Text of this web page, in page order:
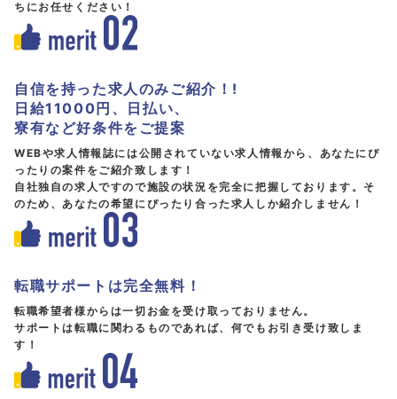
ちにお任せください！
自信を持った求人のみご紹介！!
日給11000円、日払い、
寮有など好条件をご提案
WEBや求人情報誌には公開されていない求人情報から、あなたにぴ
ったりの案件をご紹介致します！
自社独自の求人ですので施設の状況を完全に把握しております。そ
のため、あなたの希望にぴったり合った求人しか紹介しません！
転職サポートは完全無料！
転職希望者様からは一切お金を受け取っておりません。
サポートは転職に関わるものであれば、何でもお引き受け致しま
す！